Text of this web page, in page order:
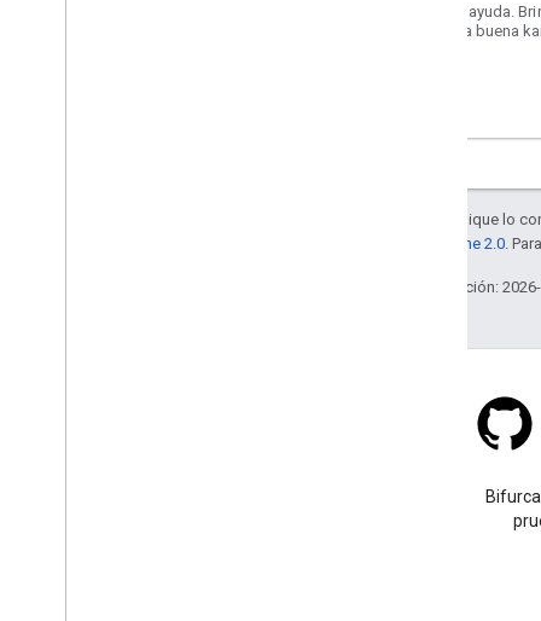
Obtén ayuda.
Genera buena
Salvo que se indique lo
licencia Apache 2.0 .
Última actualización: